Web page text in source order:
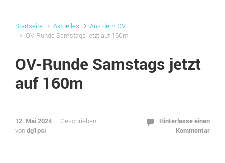
Startseite Aktuelles
Aus dem OV
OV-Runde Samstags jetzt auf 160m
OV-Runde Samstags jetzt
auf 160m
12. Mai 2024
Geschrieben
vondg1psi
Hinterlasse einen
Kommentar